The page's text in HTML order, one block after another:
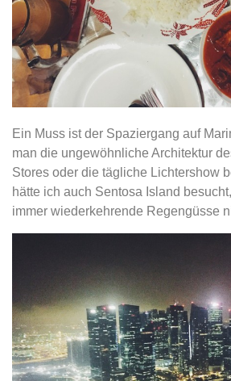
Ein Muss ist der Spaziergang auf
man die ungewöhnliche Architektur
Stores oder die tägliche Lichtershow
hätte ich auch Sentosa Island
immer wiederkehrende Regengüsse